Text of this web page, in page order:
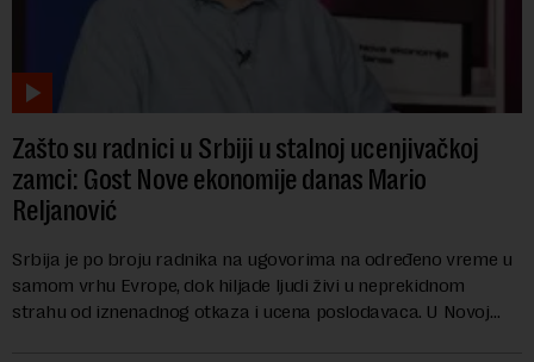
Zašto su radnici u Srbiji u stalnoj ucenjivačkoj
zamci: Gost Nove ekonomije danas Mario
Reljanović
Srbija je po broju radnika na ugovorima na određeno vreme u
samom vrhu Evrope, dok hiljade ljudi živi u neprekidnom
strahu od iznenadnog otkaza i ucena poslodavaca. U Novoj